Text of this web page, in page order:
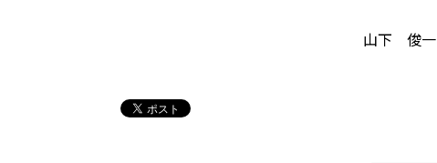
山下 俊一